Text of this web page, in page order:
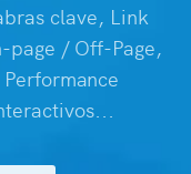
clave, Link
page / Off-Page,